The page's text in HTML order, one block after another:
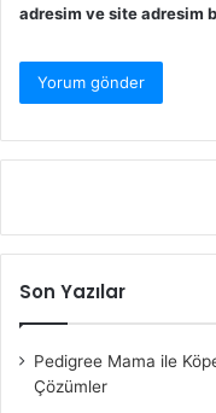
adresim ve site adresim
Son Yazılar
Pedigree Mama ile
Çözümler